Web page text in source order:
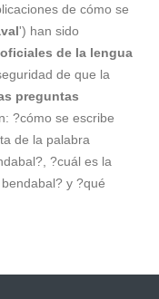
de cómo se
') han sido
de la lengua
de que la
preguntas
?cómo se escribe
de la palabra
?cuál es la
y ?qué